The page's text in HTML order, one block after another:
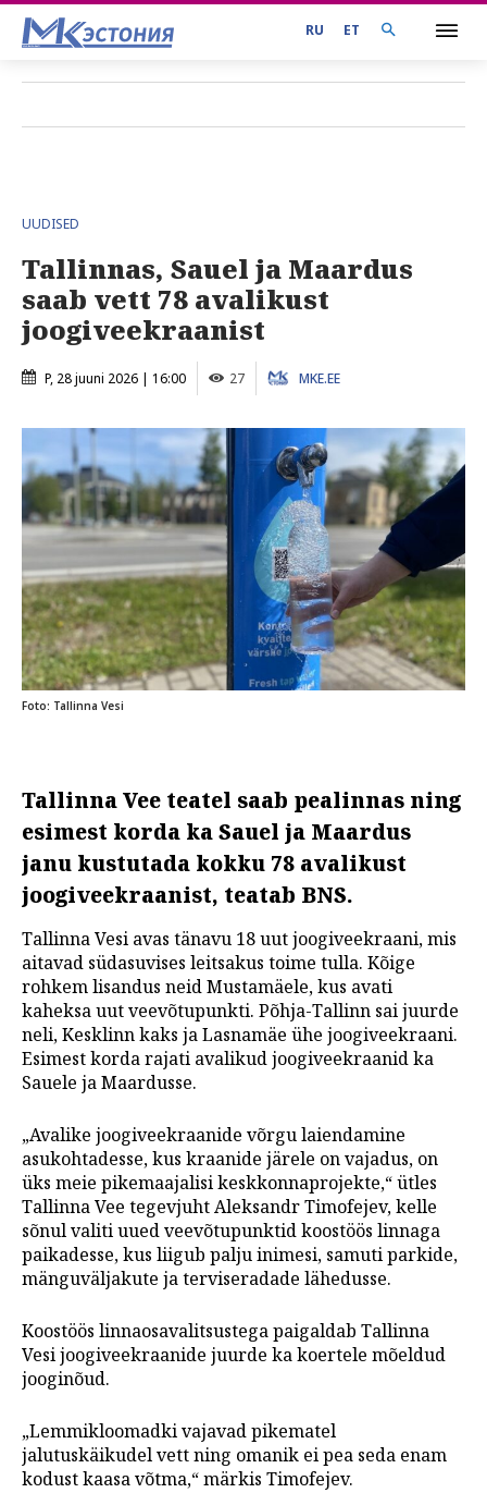
RU ET
UUDISED
Tallinnas, Sauel ja Maardus
saab vett 78 avalikust
joogiveekraanist
P, 28 juuni 2026 | 16:00 27 MKE.EE
Foto: Tallinna Vesi
Tallinna Vee teatel saab pealinnas ning
esimest korda ka Sauel ja Maardus
janu kustutada kokku 78 avalikust
joogiveekraanist, teatab BNS.
Tallinna Vesi avas tänavu 18 uut joogiveekraani, mis
aitavad südasuvises leitsakus toime tulla. Kõige
rohkem lisandus neid Mustamäele, kus avati
kaheksa uut veevõtupunkti. Põhja-Tallinn sai juurde
neli, Kesklinn kaks ja Lasnamäe ühe joogiveekraani.
Esimest korda rajati avalikud joogiveekraanid ka
Sauele ja Maardusse.
„Avalike joogiveekraanide võrgu laiendamine
asukohtadesse, kus kraanide järele on vajadus, on
üks meie pikemaajalisi keskkonnaprojekte,“ ütles
Tallinna Vee tegevjuht Aleksandr Timofejev, kelle
sõnul valiti uued veevõtupunktid koostöös linnaga
paikadesse, kus liigub palju inimesi, samuti parkide,
mänguväljakute ja terviseradade lähedusse.
Koostöös linnaosavalitsustega paigaldab Tallinna
Vesi joogiveekraanide juurde ka koertele mõeldud
jooginõud.
„Lemmikloomadki vajavad pikematel
jalutuskäikudel vett ning omanik ei pea seda enam
kodust kaasa võtma,“ märkis Timofejev.